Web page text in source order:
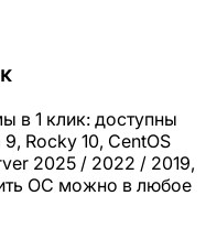
в 1 клик: доступны
Rocky 10, CentOS
2025 / 2022 / 2019,
ОС можно в любое